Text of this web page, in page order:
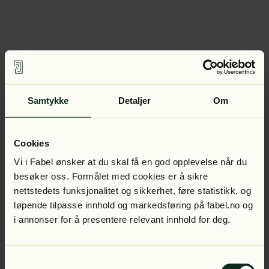
Samtykke Detaljer Om
Cookies
Vi i Fabel ønsker at du skal få en god opplevelse når du
besøker oss. Formålet med cookies er å sikre
nettstedets funksjonalitet og sikkerhet, føre statistikk, og
løpende tilpasse innhold og markedsføring på fabel.no og
i annonser for å presentere relevant innhold for deg.